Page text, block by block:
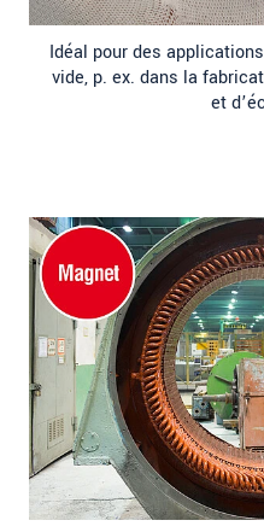
Idéal pour des
vide, p. ex. dans la
et